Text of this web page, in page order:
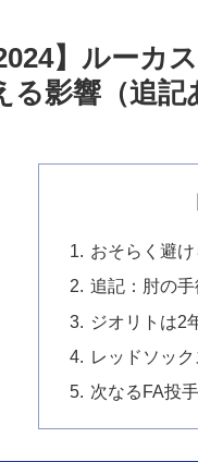
】ルーカ
影響（追記
おそらく避
追記：肘の
ジオリトは2
レッドソッ
次なるFA投